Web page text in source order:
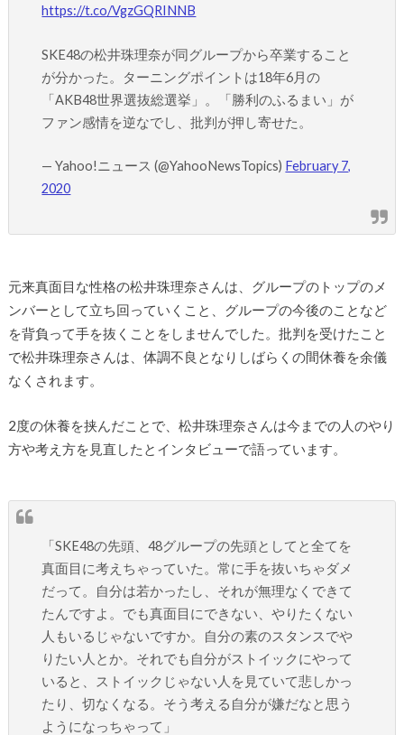
https://t.co/VgzGQRINNB
SKE48の松井珠理奈が同グループから卒業すること
が分かった。ターニングポイントは18年6月の
「AKB48世界選抜総選挙」。「勝利のふるまい」が
ファン感情を逆なでし、批判が押し寄せた。
— Yahoo!ニュース (@YahooNewsTopics) February 7,
2020
元来真面目な性格の松井珠理奈さんは、グループのトップのメ
ンバーとして立ち回っていくこと、グループの今後のことなど
を背負って手を抜くことをしませんでした。批判を受けたこと
で松井珠理奈さんは、体調不良となりしばらくの間休養を余儀
なくされます。
2度の休養を挟んだことで、松井珠理奈さんは今までの人のやり
方や考え方を見直したとインタビューで語っています。
「SKE48の先頭、48グループの先頭としてと全てを
真面目に考えちゃっていた。常に手を抜いちゃダメ
だって。自分は若かったし、それが無理なくできて
たんですよ。でも真面目にできない、やりたくない
人もいるじゃないですか。自分の素のスタンスでや
りたい人とか。それでも自分がストイックにやって
いると、ストイックじゃない人を見ていて悲しかっ
たり、切なくなる。そう考える自分が嫌だなと思う
ようになっちゃって」